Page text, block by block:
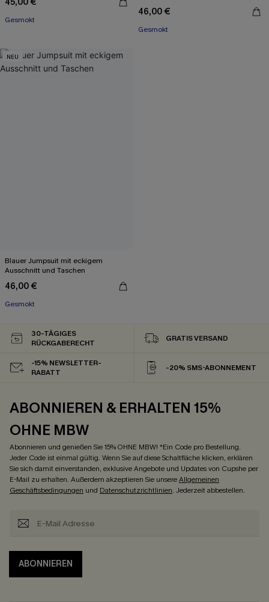
Gesmokt
46,00 €
Gesmokt
NEU
Blauer Jumpsuit mit eckigem
Ausschnitt und Taschen
46,00 €
Gesmokt
30-TÄGIGES
RÜCKGABERECHT
GRATIS VERSAND
-15% NEWSLETTER-
RABATT
-20% SMS-ABONNEMENT
ABONNIEREN & ERHALTEN 15%
OHNE MBW
Abonnieren und genießen Sie 15% OHNE MBW! *Ein Code pro Bestellung.
Jeder Code ist einmal gültig. Wenn Sie auf diese Schaltfläche klicken, erklären
Sie sich damit einverstanden, exklusive Angebote und Updates von Cupshe per
E-Mail zu erhalten. Außerdem akzeptieren Sie unsereAllgemeinen
Geschäftsbedingungen und Datenschutzrichtlinien. Jederzeit abbestellen.
ABONNIEREN